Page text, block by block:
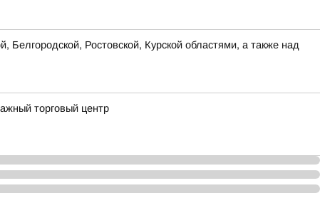
Ростовской, Курской областями, а также над
торговый центр